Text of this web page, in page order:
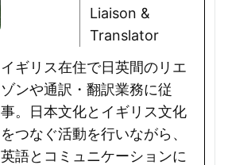
Liaison &
Translator
イギリス在住で日英間のリエ
ゾンや通訳・翻訳業務に従
事。日本文化とイギリス文化
をつなぐ活動を行いながら、
英語とコミュニケーションに